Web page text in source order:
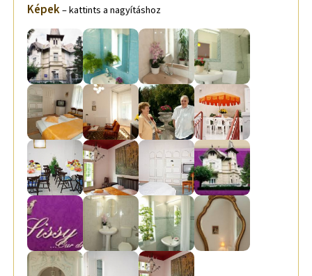
Képek– kattints a nagyításhoz